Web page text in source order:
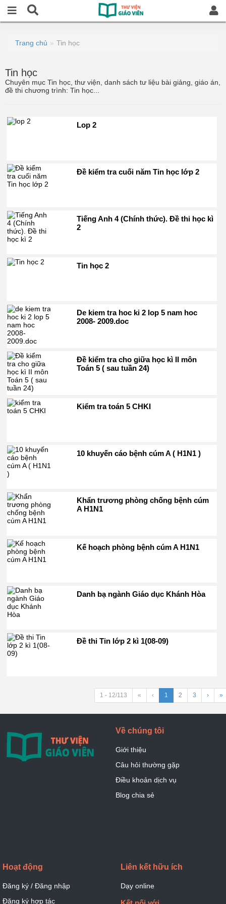
Trang chủ Tin học
Tin học
Chuyên mục Tin học, thư viện, danh sách tư liệu bài giảng, giáo án,
đề thi chương trình: Tin học...
Lop 2
Đề kiểm tra cuối năm Tin học lớp 2
Tiếng Anh 4 (Chính thức). Đề thi học kì
2
Tin học 2
De kiem tra hoc ki 2 lop 5 nam hoc
2008- 2009.doc
Đề kiểm tra cho giữa học kì II môn
Toán 5 ( sau tuần 24)
Kiểm tra toán 5 CHKI
10 khuyến cáo bệnh cúm A ( H1N1 )
Khẩn trương phòng chống bệnh cúm
A H1N1
Kế hoạch phòng bệnh cúm A H1N1
Danh bạ ngành Giáo dục Khánh Hòa
Đề thi Tin lớp 2 kì 1(08-09)
1 - 12/113 « ‹ 1 2 3 › »
Về chúng tôi
Giới thiệu
Câu hỏi thường gặp
Điều khoản dịch vụ
Blog chia sẻ
Hoạt động
Đăng ký / Đăng nhập
Đăng ký hợp tác
Liên kết hữu ích
Dạy online